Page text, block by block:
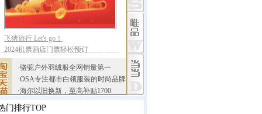
门排行TOP